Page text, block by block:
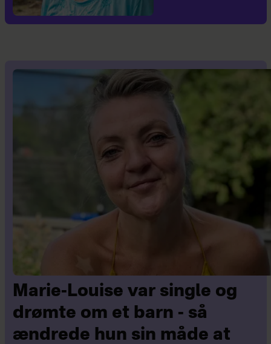
Marie-Louise var single og
drømte om et barn - så
ændrede hun sin måde at